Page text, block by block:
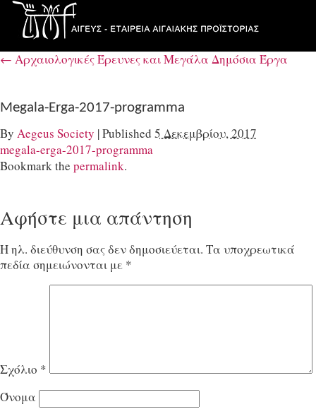
← Αρχαιολογικές Έρευνες και Μεγάλα Δημόσια Έργα
Megala-Erga-2017-programma
By Aegeus Society |Published 5 Δεκεμβρίου, 2017
megala-erga-2017-programma
Bookmark the permalink.
Αφήστε μια απάντηση
Η ηλ. διεύθυνση σας δεν δημοσιεύεται. Τα υποχρεωτικά
πεδία σημειώνονται με *
Σχόλιο *
Όνομα